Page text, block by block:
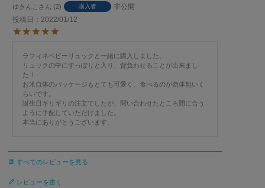
ゆきんこ 2 購入者
非公開
投稿日
2022/01/12
ラフィネベビーリュックと一緒に購入しました。
リュックの中にすっぽりと入り、背負わせることが出来まし
た！
お米自体のパッケージもとても可愛く、食べるのが勿体無いく
らいです。
誕生日ギリギリの注文でしたが、問い合わせたところ間に合う
ように手配していただけました。
本当にありがとうございます。
すべてのレビューを見る
レビューを書く